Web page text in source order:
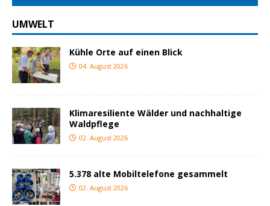
UMWELT
Kühle Orte auf einen Blick
04. August 2026
Klimaresiliente Wälder und nachhaltige
Waldpflege
02. August 2026
5.378 alte Mobiltelefone gesammelt
02. August 2026